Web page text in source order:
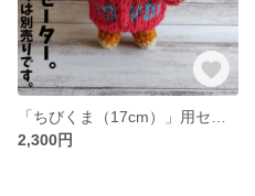
2,300円